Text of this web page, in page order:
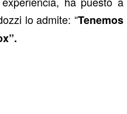
lo admite: “Tenemos